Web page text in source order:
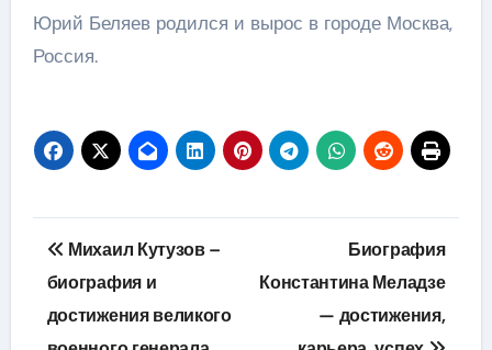
Юрий Беляев родился и вырос в городе Москва,
Россия.
Навигация
по
записям
Михаил Кутузов –
биография и
достижения великого
Биография
Константина Меладзе
— достижения,